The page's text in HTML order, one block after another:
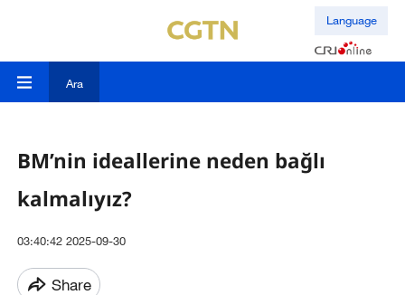
Language
Ara
BM’nin ideallerine neden bağlı
kalmalıyız?
03:40:42 2025-09-30
Share